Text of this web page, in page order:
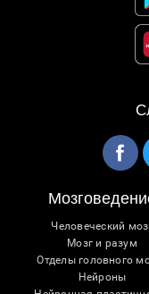
Человеческий
Мозг и разум
Отделы головного
Нейроны